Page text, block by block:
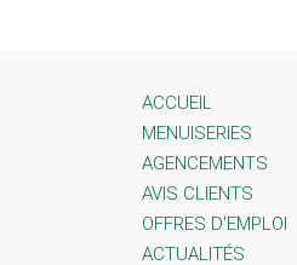
ACCUEIL
MENUISERIES
AGENCEMENTS
AVIS CLIENTS
OFFRES D'EMPLOI
ACTUALITÉS